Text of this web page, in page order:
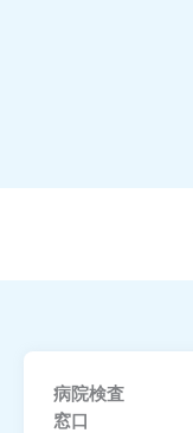
病院検査
窓口